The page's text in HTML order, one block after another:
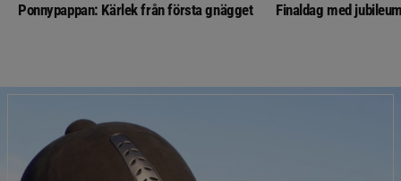
Ponnypappan: Kärlek från första gnägget Finaldag med